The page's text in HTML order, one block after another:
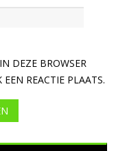
DEZE BROWSER
REACTIE PLAATS.